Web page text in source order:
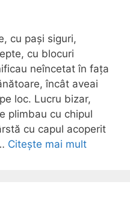
cu pași siguri,
cu blocuri
neîncetat în fața
încât aveai
loc. Lucru bizar,
plimbau cu chipul
cu capul acoperit
Citește mai mult